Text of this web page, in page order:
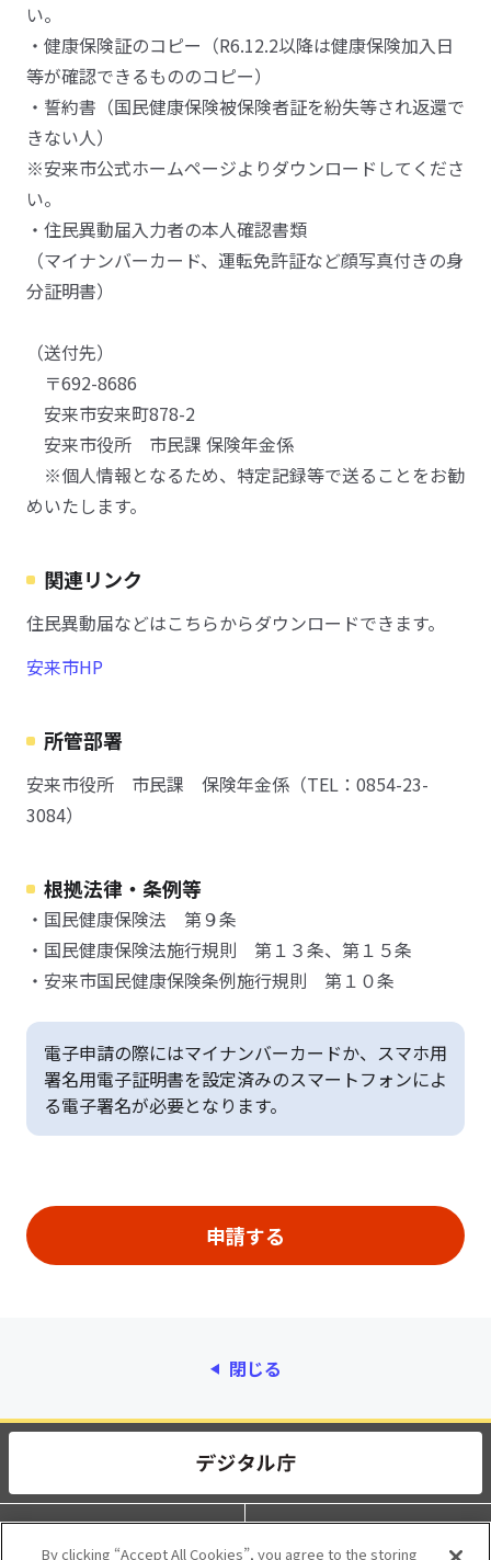
い。
・健康保険証のコピー（R6.12.2以降は健康保険加入日
等が確認できるもののコピー）
・誓約書（国民健康保険被保険者証を紛失等され返還で
きない人）
※安来市公式ホームページよりダウンロードしてくださ
い。
・住民異動届入力者の本人確認書類
（マイナンバーカード、運転免許証など顔写真付きの身
分証明書）
（送付先）
〒692-8686
安来市安来町878-2
安来市役所 市民課 保険年金係
※個人情報となるため、特定記録等で送ることをお勧
めいたします。
関連リンク
住民異動届などはこちらからダウンロードできます。
安来市HP
所管部署
安来市役所 市民課 保険年金係（TEL：0854-23-
3084）
根拠法律・条例等
・国民健康保険法 第９条
・国民健康保険法施行規則 第１３条、第１５条
・安来市国民健康保険条例施行規則 第１０条
電子申請の際にはマイナンバーカードか、スマホ用
署名用電子証明書を設定済みのスマートフォンによ
る電子署名が必要となります。
閉じる
動作環境 個人情報保護
By clicking “Accept All Cookies”, you agree to the storing